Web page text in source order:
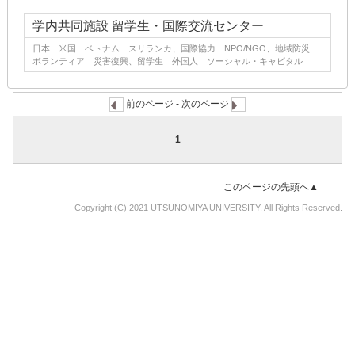
学内共同施設 留学生・国際交流センター
日本 米国 ベトナム スリランカ、国際協力 NPO/NGO、地域防災
ボランティア 災害復興、留学生 外国人 ソーシャル・キャピタル
前のページ - 次のページ
1
このページの先頭へ▲
Copyright (C) 2021 UTSUNOMIYA UNIVERSITY, All Rights Reserved.